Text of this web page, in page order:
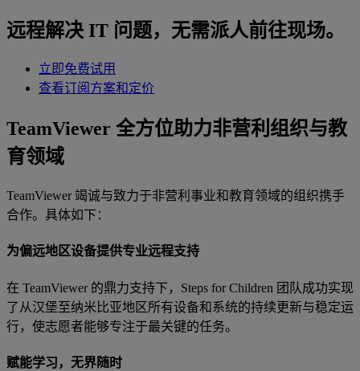
远程解决 IT 问题，无需派人前往现场。
立即免费试用
查看订阅方案和定价
TeamViewer 全方位助力非营利组织与教
育领域
TeamViewer 竭诚与致力于非营利事业和教育领域的组织携手
合作。具体如下：
为偏远地区设备提供专业远程支持
在 TeamViewer 的鼎力支持下，Steps for Children 团队成功实现
了从汉堡至纳米比亚地区所有设备和系统的持续更新与稳定运
行，使志愿者能够专注于最关键的任务。
赋能学习，无界随时